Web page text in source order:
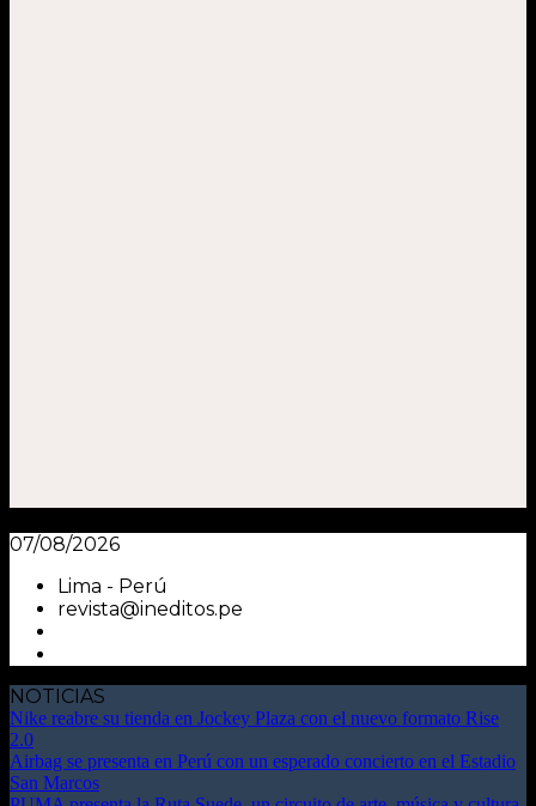
07/08/2026
Lima - Perú
revista@ineditos.pe
NOTICIAS
Nike reabre su tienda en Jockey Plaza con el nuevo formato Rise
2.0
Airbag se presenta en Perú con un esperado concierto en el Estadio
San Marcos